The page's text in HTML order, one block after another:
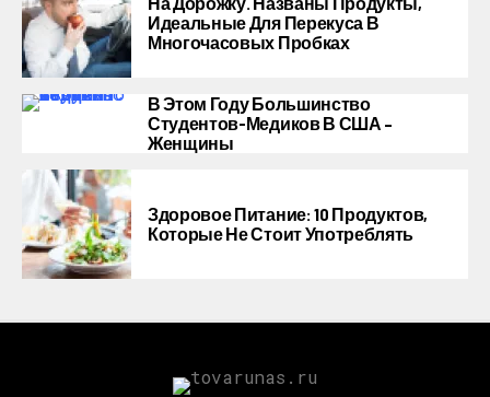
Идеальные Для Перекуса В
Многочасовых Пробках
В Этом Году Большинство
Студентов-Медиков В США –
Женщины
Здоровое Питание: 10 Продуктов,
Которые Не Стоит Употреблять